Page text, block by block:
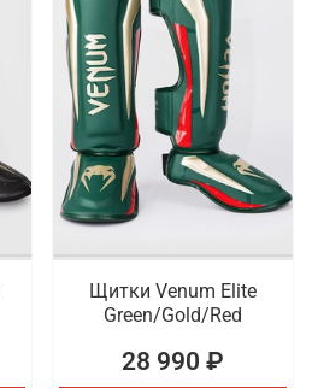
Щитки Venum Elite
Green/Gold/Red
28 990 ₽